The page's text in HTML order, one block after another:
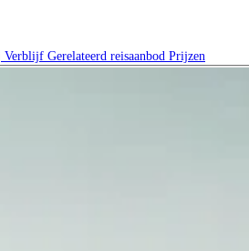
Verblijf Gerelateerd reisaanbod Prijzen